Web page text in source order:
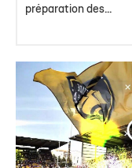
préparation des...